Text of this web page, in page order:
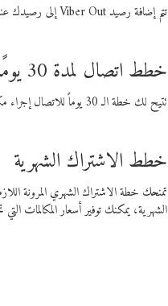
تتم إضافة رصيد Viber Out إلى رصيدك عند شراء أي مبلغ. باستخدام رصيدك، يمكنك إجراء مكالمات إلى أي رقم في العالم بأسعار فايبر المنخفضة.
خطط اتصال لمدة 30 يومًا
تتيح لك خطة الـ 30 يوماً للاتصال إجراء مكالمات دولية إلى الوجهة التي تختارها لمدة 30 يوماً بأسعار فايبر المنخفضة.
خطط الاشتراك الشهرية
تمنحك خطة الاشتراك الشهري المرونة
الشهرية، يمكنك توفير أسعار المكالمات التي